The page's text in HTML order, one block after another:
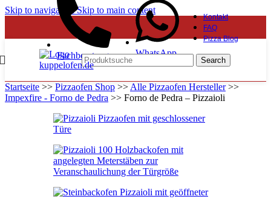
Skip to navigationSkip to main content
Fachberatung WhatsApp
Kontakt
FAQ
Pizza Blog
Search
Startseite >> Pizzaofen Shop >> Alle Pizzaofen Hersteller>>
Impexfire - Forno de Pedra >> Forno de Pedra – Pizzaioli